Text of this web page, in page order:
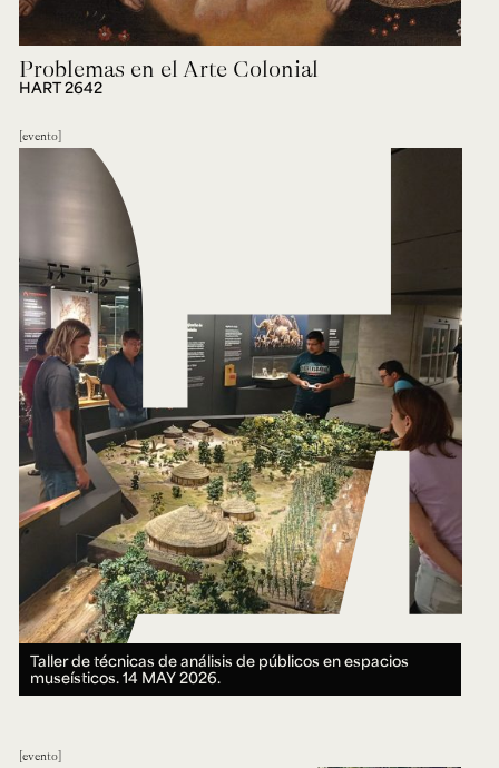
Problemas en el Arte Colonial
HART 2642
evento
Taller de técnicas de análisis de públicos en espacios
museísticos.14 MAY 2026.
evento